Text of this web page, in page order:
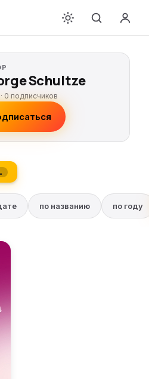
Schultze
0 подписчиков
по названию по году